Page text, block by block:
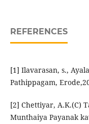
REFERENCES
[1] Ilavarasan, s.,
Pathippagam,
[2] Chettiyar, A.K.(C)
Munthaiya Payanak